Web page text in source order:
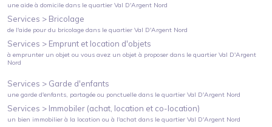
une aide à domicile dans le quartierVal D'Argent Nord
Services > Bricolage
de l'aide pour du bricolage dans le quartierVal D'Argent Nord
Services > Emprunt et location d'objets
à emprunter un objet ou vous avez un objet à proposer dans le quartierVal D'Argent
Nord
Services > Garde d'enfants
une garde d'enfants, partagée ou ponctuelle dans le quartierVal D'Argent Nord
Services > Immobiler (achat, location et co-location)
un bien immobilier à la location ou à l'achat dans le quartierVal D'Argent Nord